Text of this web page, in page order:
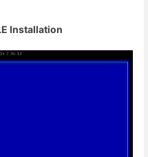
Installation